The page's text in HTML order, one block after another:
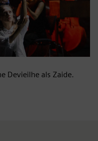
Devieilhe als Zaide.